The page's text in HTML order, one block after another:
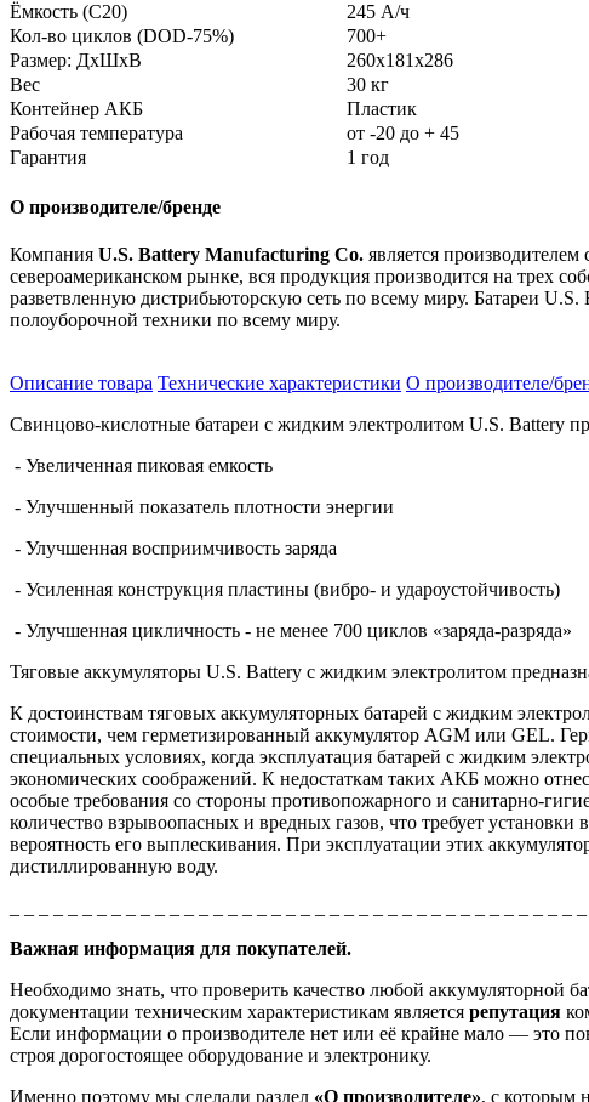
Ёмкость (С20)
245 А/ч
Кол-во циклов (DOD-75%)
700+
Размер: ДхШхВ
260x181x286
Вес
30 кг
Контейнер АКБ
Пластик
Рабочая температура
от -20 до + 45
Гарантия
1 год
О производителе/бренде
Компания U.S. Battery Manufacturing Co. является
североамериканском рынке, вся продукция производится на трех
разветвленную дистрибьюторскую сеть по всему миру. Батареи
полоуборочной техники по всему миру.
Описание товара Технические характеристики О производителе/
Свинцово-кислотные батареи с жидким электролитом U.S. Battery
- Увеличенная пиковая емкость
- Улучшенный показатель плотности энергии
- Улучшенная восприимчивость заряда
- Усиленная конструкция пластины (вибро- и удароустойчивость)
- Улучшенная цикличность - не менее 700 циклов «заряда-разряда»
Тяговые аккумуляторы U.S. Battery с жидким электролитом
К достоинствам тяговых аккумуляторных батарей с жидким
стоимости, чем герметизированный аккумулятор AGM или GEL.
специальных условиях, когда эксплуатация батарей с жидким
экономических соображений. К недостаткам таких АКБ можно
особые требования со стороны противопожарного и санитарно-
количество взрывоопасных и вредных газов, что требует
вероятность его выплескивания. При эксплуатации этих
дистиллированную воду.
Важная информация для покупателей.
Необходимо знать, что проверить качество любой аккумуляторной
документации техническим характеристикам является репутация
Если информации о производителе нет или её крайне мало — это
строя дорогостоящее оборудование и электронику.
Именно поэтому мы сделали раздел «О производителе», с которым